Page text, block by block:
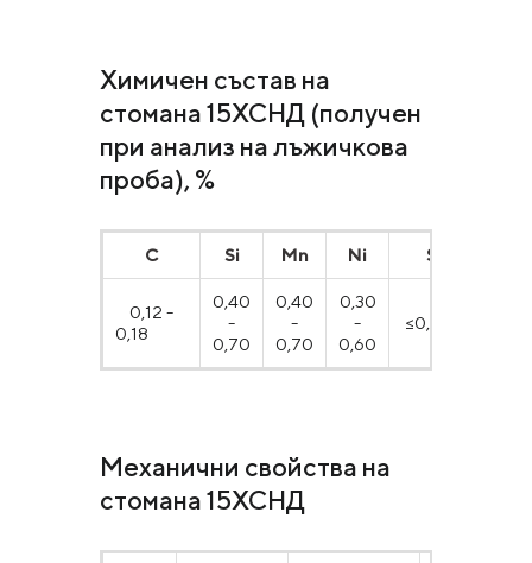
Химичен състав на
стомана 15ХСНД (получен
при анализ на лъжичкова
проба), %
С Si Mn Ni S
0,12 -
0,18
0,40
-
0,70
0,40
-
0,70
0,30
-
0,60
≤0,035
Механични свойства на
стомана 15ХСНД